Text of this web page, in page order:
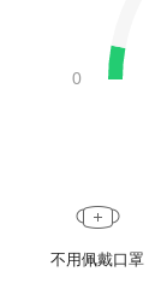
不用佩戴口罩